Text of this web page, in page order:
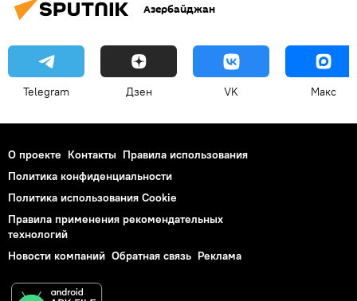
Азербайджан
Telegram Дзен VK Макс
О проекте Контакты Правила использования
Политика конфиденциальности
Политика использования Cookie
Правила применения рекомендательных
технологий
Новости компаний Обратная связь Реклама